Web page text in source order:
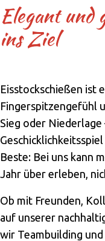
Elegant und
ins Ziel
Eisstockschießen ist
Fingerspitzengefühl
Sieg oder Niederlage
Beste: Bei uns kann
Jahr über erleben,
Ob mit Freunden,
auf unserer
wir Teambuilding